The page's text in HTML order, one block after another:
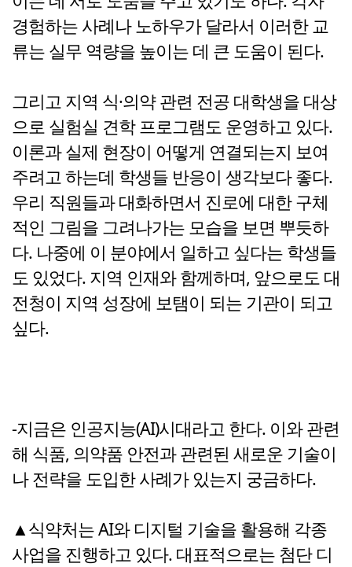
경험하는 사례나 노하우가 달라서 이러한 교
류는 실무 역량을 높이는 데 큰 도움이 된다.
그리고 지역 식·의약 관련 전공 대학생을 대상
으로 실험실 견학 프로그램도 운영하고 있다.
이론과 실제 현장이 어떻게 연결되는지 보여
주려고 하는데 학생들 반응이 생각보다 좋다.
우리 직원들과 대화하면서 진로에 대한 구체
적인 그림을 그려나가는 모습을 보면 뿌듯하
다. 나중에 이 분야에서 일하고 싶다는 학생들
도 있었다. 지역 인재와 함께하며, 앞으로도 대
전청이 지역 성장에 보탬이 되는 기관이 되고
싶다.
-지금은 인공지능(AI)시대라고 한다. 이와 관련
해 식품, 의약품 안전과 관련된 새로운 기술이
나 전략을 도입한 사례가 있는지 궁금하다.
▲식약처는 AI와 디지털 기술을 활용해 각종
사업을 진행하고 있다. 대표적으로는 첨단 디